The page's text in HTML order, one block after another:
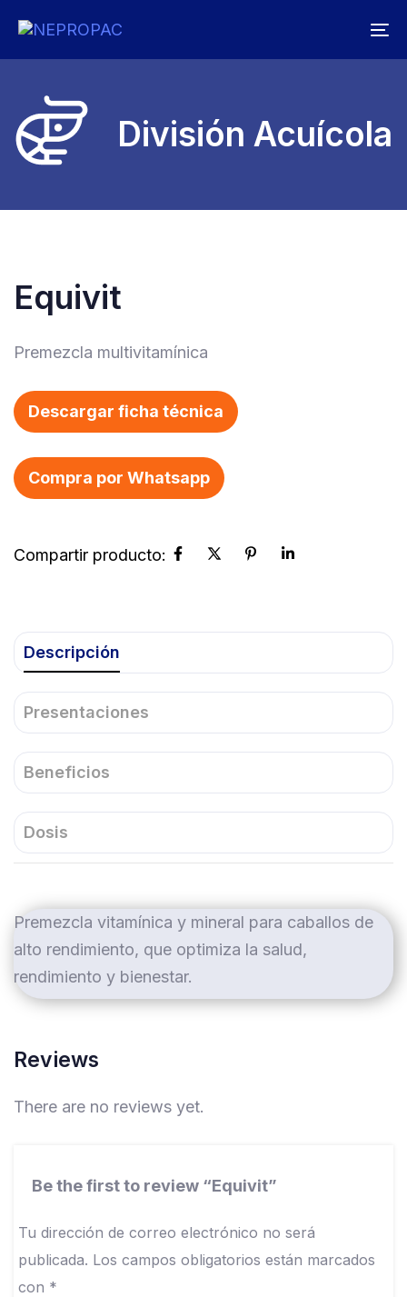
links
navigation
Skip
División Acuícola
Equivit
Premezcla multivitamínica
Descargar ficha técnica
Compra por Whatsapp
Descripción
Presentaciones
Beneficios
Dosis
Premezcla vitamínica y mineral para caballos de
alto rendimiento, que optimiza la salud,
rendimiento y bienestar.
Reviews
There are no reviews yet.
Be the first to review “Equivit”
Tu dirección de correo electrónico no será
publicada. Los campos obligatorios están marcados
con *